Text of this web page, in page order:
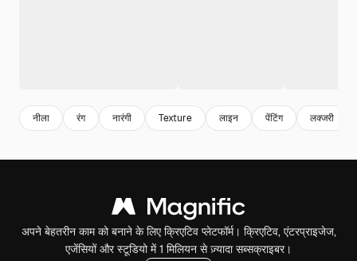
नीला रंग नारंगी Texture लाइन पेंटिंग लक्जरी
अपने बेहतरीन काम को बनाने के लिए क्रिएटिव प्लेटफॉर्म। क्रिएटिव, एंटरप्राइजेज,
एजेंसियों और स्टूडियो में 1 मिलियन से ज़्यादा सब्सक्राइबर।